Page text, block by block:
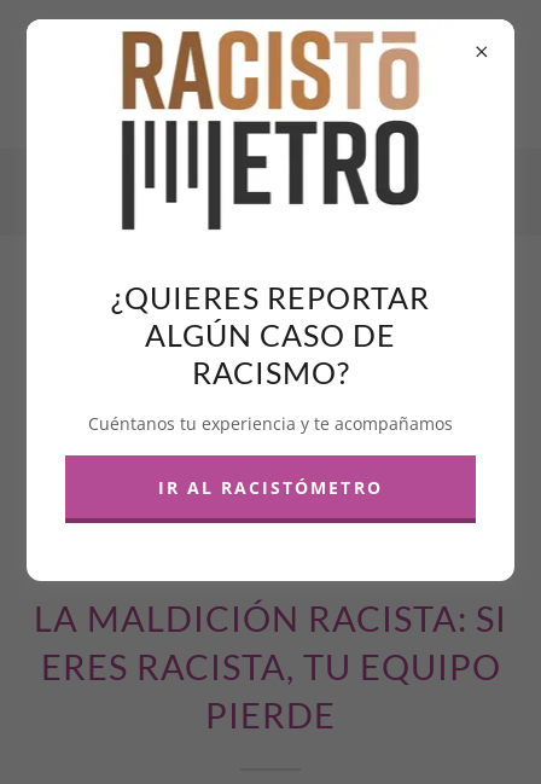
LA MALDICIÓN RACISTA: SI
ERES RACISTA, TU EQUIPO
PIERDE
¿QUIERES REPORTAR
ALGÚN CASO DE
RACISMO?
Cuéntanos tu experiencia y te acompañamos
IR AL RACISTÓMETRO